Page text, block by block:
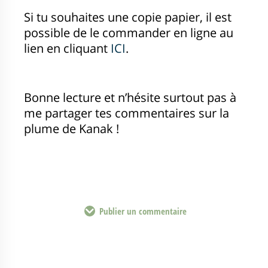
Si tu souhaites une copie papier, il est
possible de le commander en ligne au
lien en cliquant ICI.
Bonne lecture et n’hésite surtout pas à
me partager tes commentaires sur la
plume de Kanak !
Publier un commentaire